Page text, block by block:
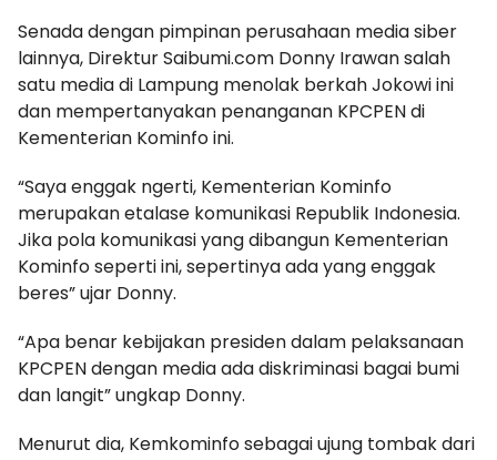
Senada dengan pimpinan perusahaan media siber
lainnya, Direktur Saibumi.com Donny Irawan salah
satu media di Lampung menolak berkah Jokowi ini
dan mempertanyakan penanganan KPCPEN di
Kementerian Kominfo ini.
“Saya enggak ngerti, Kementerian Kominfo
merupakan etalase komunikasi Republik Indonesia.
Jika pola komunikasi yang dibangun Kementerian
Kominfo seperti ini, sepertinya ada yang enggak
beres” ujar Donny.
“Apa benar kebijakan presiden dalam pelaksanaan
KPCPEN dengan media ada diskriminasi bagai bumi
dan langit” ungkap Donny.
Menurut dia, Kemkominfo sebagai ujung tombak dari